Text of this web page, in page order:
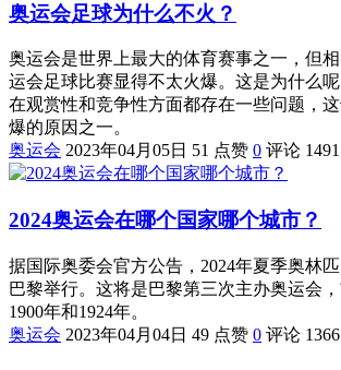
奥运会足球为什么不火？
奥运会是世界上最大的体育赛事之一，但
运会足球比赛显得不太火爆。这是为什么
在观赏性和竞争性方面都存在一些问题，
爆的原因之一。
奥运会 2023年04月05日 51 点赞 0 评论
2024奥运会在哪个国家哪个城市？
据国际奥委会官方公告，2024年夏季奥林
巴黎举行。这将是巴黎第三次主办奥运会
1900年和1924年。
奥运会 2023年04月04日 49 点赞 0 评论